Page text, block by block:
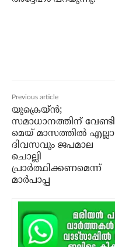
Previous article
യുക്രെയ്ന്‍;
സമാധാനത്തിന് വേണ്ടി
മെയ് മാസത്തില്‍ എല്ലാ
ദിവസവും ജപമാല
ചൊല്ലി
പ്രാര്‍ത്ഥിക്കണമെന്ന്
മാര്‍പാപ്പ